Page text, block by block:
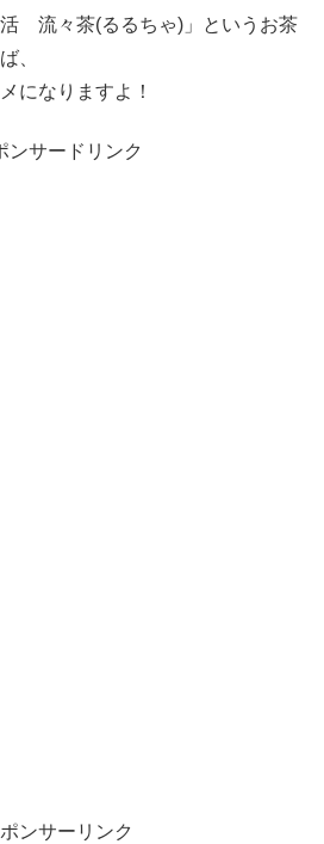
流々茶(るるちゃ)」というお茶
、
になりますよ！
ンサードリンク
ンサーリンク